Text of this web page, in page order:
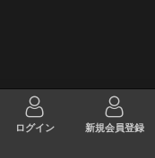
ログイン 新規会員登録